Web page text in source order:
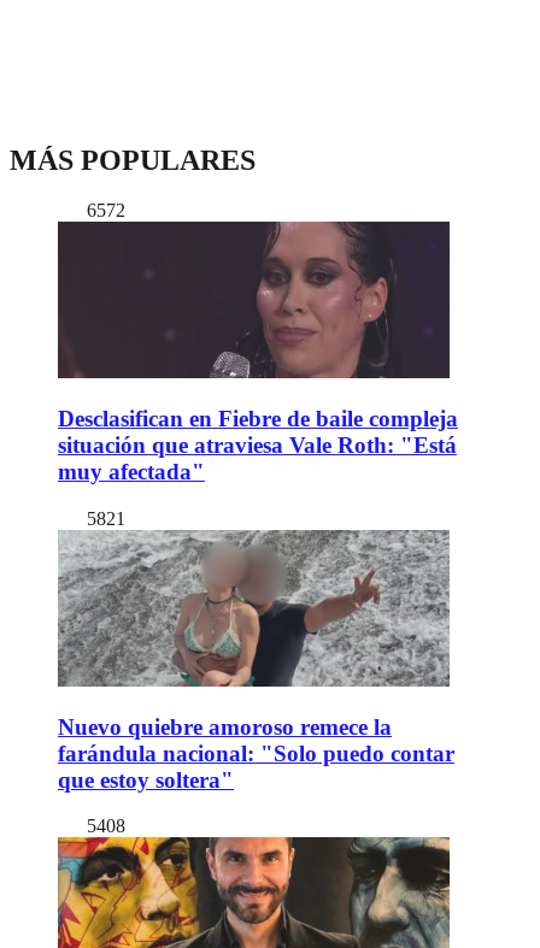
MÁS POPULARES
6572
Desclasifican en Fiebre de baile compleja
situación que atraviesa Vale Roth: "Está
muy afectada"
5821
Nuevo quiebre amoroso remece la
farándula nacional: "Solo puedo contar
que estoy soltera"
5408